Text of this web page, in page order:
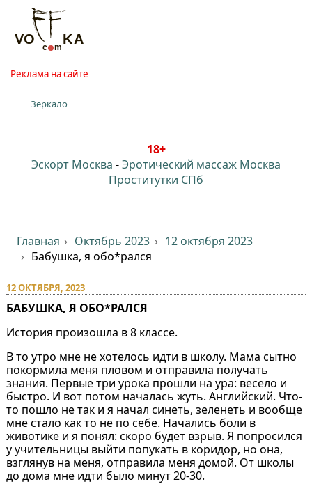
Реклама на сайте
Зеркало
18+
Эскорт Москва -Эротический массаж Москва
Проститутки СПб
Главная Октябрь 2023
12 октября 2023
Бабушка, я обо*рался
12 ОКТЯБРЯ, 2023
БАБУШКА, Я ОБО*РАЛСЯ
История произошла в 8 классе.
В то утро мне не хотелось идти в школу. Мама сытно
покормила меня пловом и отправила получать
знания. Первые три урока прошли на ура: весело и
быстро. И вот потом началась жуть. Английский. Что-
то пошло не так и я начал синеть, зеленеть и вообще
мне стало как то не по себе. Начались боли в
животике и я понял: скоро будет взрыв. Я попросился
у учительницы выйти попукать в коридор, но она,
взглянув на меня, отправила меня домой. От школы
до дома мне идти было минут 20-30.